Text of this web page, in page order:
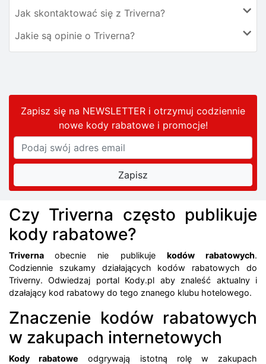
Jak skontaktować się z Triverna?
Jakie są opinie o Triverna?
Zapisz się na NEWSLETTER i otrzymuj codziennie
nowe kody rabatowei promocje!
Czy Triverna często publikuje
kody rabatowe?
Trivernaobecnie nie publikuje kodów rabatowych.
Codziennie szukamy działających kodów rabatowych do
Triverny. Odwiedzaj portal Kody.pl aby znaleść aktualny i
dzałający kod rabatowy do tego znanego klubu hotelowego.
Znaczenie kodów rabatowych
w zakupach internetowych
Kody rabatowe odgrywają istotną rolę w zakupach